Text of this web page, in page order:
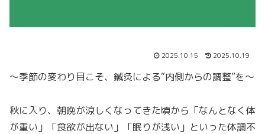
2025.10.15 2025.10.19
～季節の変わり目こそ、鍼灸による“内側からの調整”を～
秋に入り、朝晩が涼しくなってきた頃から「なんとなく体
が重い」「食欲が出ない」「眠りが浅い」といった体調不